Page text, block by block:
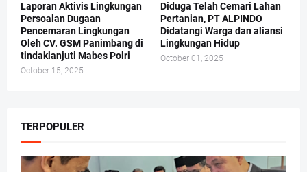
Laporan Aktivis Lingkungan
Persoalan Dugaan
Pencemaran Lingkungan
Oleh CV. GSM Panimbang di
tindaklanjuti Mabes Polri
October 15, 2025
Diduga Telah Cemari Lahan
Pertanian, PT ALPINDO
Didatangi Warga dan aliansi
Lingkungan Hidup
October 01, 2025
TERPOPULER